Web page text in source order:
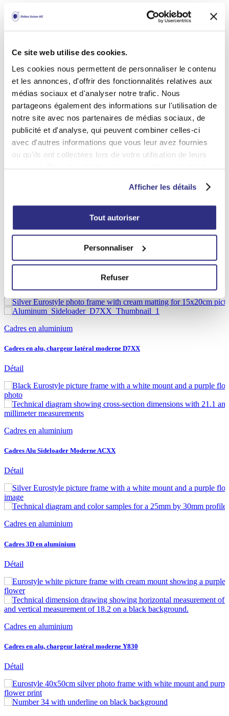
Ce site web utilise des cookies.
Les cookies nous permettent de personnaliser le contenu
et les annonces, d'offrir des fonctionnalités relatives aux
médias sociaux et d'analyser notre trafic. Nous
partageons également des informations sur l'utilisation de
notre site avec nos partenaires de médias sociaux, de
publicité et d'analyse, qui peuvent combiner celles-ci
avec d'autres informations que vous leur avez fournies
ou qu'ils ont collectées lors de votre utilisation de leurs
services. Pour plus d'informations, veuillez consulterla
Afficher les détails
Tout autoriser
Personnaliser
Refuser
Cadres en aluminium
Cadres Alu Sideloader Classic
Détail
Cadres en aluminium
Alu Frames Sideloader Modern F015
Cadres en aluminium
Cadres en alu, chargeur latéral moderne D7XX
Détail
Cadres en aluminium
Cadres Alu Sideloader Moderne ACXX
Détail
Cadres en aluminium
Cadres 3D en aluminium
Détail
Cadres en aluminium
Cadres en alu, chargeur latéral moderne Y830
Détail